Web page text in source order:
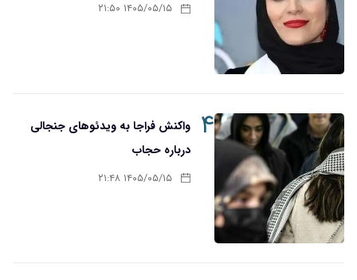
۱۴۰۵/۰۵/۱۵ ۲۱:۵۰
۴
واکنش فراجا به ویدئوهای جنجالی
درباره حجاب
۱۴۰۵/۰۵/۱۵ ۲۱:۴۸